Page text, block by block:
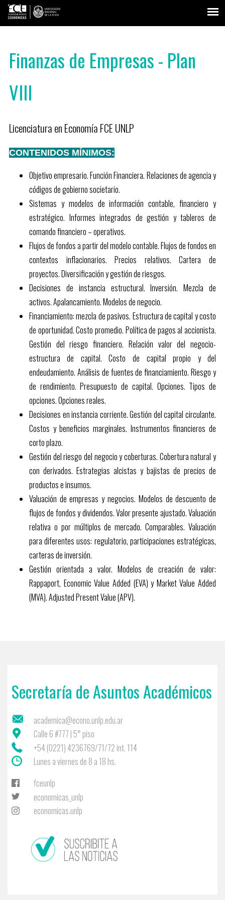
Finanzas de Empresas - Plan
VIII
Licenciatura en Economía FCE UNLP
CONTENIDOS MÍNIMOS:
Objetivo empresario. Función Financiera. Relaciones de agencia y
códigos de gobierno societario.
Sistemas y modelos de información contable, financiero y
estratégico. Informes integrados de gestión y tableros de
comando financiero – operativos.
Flujos de fondos a partir del modelo contable. Flujos de fondos en
contextos inflacionarios. Precios relativos. Cartera de
proyectos. Diversificación y gestión de riesgos.
Decisiones de instancia estructural. Inversión. Mezcla de
activos. Apalancamiento. Modelos de negocio.
Financiamiento: mezcla de pasivos. Estructura de capital y costo
de oportunidad. Costo promedio. Política de pagos al accionista.
Gestión del riesgo financiero. Relación valor del negocio-
estructura de capital. Costo de capital propio y del
endeudamiento. Análisis de fuentes de financiamiento. Riesgo y
de rendimiento. Presupuesto de capital. Opciones. Tipos de
opciones. Opciones reales.
Decisiones en instancia corriente. Gestión del capital circulante.
Costos y beneficios marginales. Instrumentos financieros de
corto plazo.
Gestión del riesgo del negocio y coberturas. Cobertura natural y
con derivados. Estrategias alcistas y bajistas de precios de
productos e insumos.
Valuación de empresas y negocios. Modelos de descuento de
flujos de fondos y dividendos. Valor presente ajustado. Valuación
relativa o por múltiplos de mercado. Comparables. Valuación
para diferentes usos: regulatorio, participaciones estratégicas,
carteras de inversión.
Gestión orientada a valor. Modelos de creación de valor:
Rappaport, Economic Value Added (EVA) y Market Value Added
(MVA). Adjusted Present Value (APV).
Secretaría de Asuntos Académicos
academica@econo.unlp.edu.ar
Calle 6 #777 | 5° piso
+54 (0221) 4236769/71/72 int. 114
Lunes a viernes de 8 a 18 hs.
fceunlp
economicas_unlp
economicas.unlp